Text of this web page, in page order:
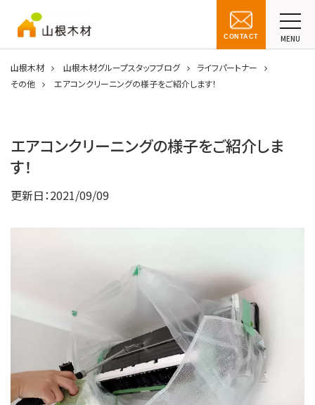
CONTACT MENU
山根木材 山根木材グループスタッフブログ
ライフパートナー
その他
エアコンクリーニングの様子をご紹介します！
エアコンクリーニングの様子をご紹介しま
す！
更新日：2021/09/09